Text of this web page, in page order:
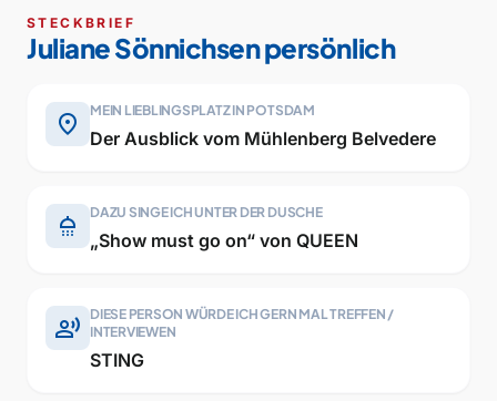
STECKBRIEF
Juliane Sönnichsen persönlich
place MEIN LIEBLINGSPLATZ IN POTSDAM
Der Ausblick vom Mühlenberg Belvedere
shower DAZU SINGE ICH UNTER DER DUSCHE
„Show must go on“ von QUEEN
record_voice_over
DIESE PERSON WÜRDE ICH GERN MAL TREFFEN /
INTERVIEWEN
STING